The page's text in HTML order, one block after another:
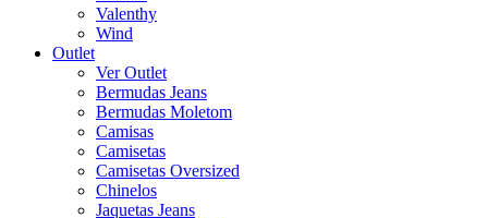
Valenthy
Wind
Outlet
Ver Outlet
Bermudas Jeans
Bermudas Moletom
Camisas
Camisetas
Camisetas Oversized
Chinelos
Jaquetas Jeans